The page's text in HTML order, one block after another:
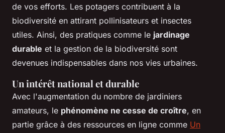
de vos efforts. Les potagers contribuent à la
biodiversité en attirant pollinisateurs et insectes
utiles. Ainsi, des pratiques comme le jardinage
durable et la gestion de la biodiversité sont
devenues indispensables dans nos vies urbaines.
Un intérêt national et durable
Avec l'augmentation du nombre de jardiniers
amateurs, le phénomène ne cesse de croître, en
partie grâce à des ressources en ligne comme Un